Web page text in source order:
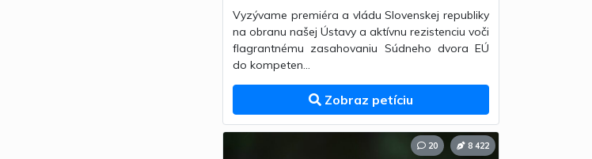
Vyzývame premiéra a vládu Slovenskej republiky
na obranu našej Ústavy a aktívnu rezistenciu voči
flagrantnému zasahovaniu Súdneho dvora EÚ
do kompeten...
Zobraz petíciu
20 8 422